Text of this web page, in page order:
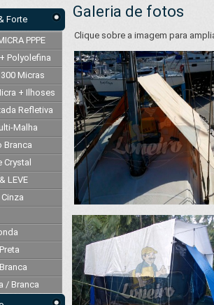
Forte
PPPE
Polyolefina
Micras
+ Ilhoses
Refletiva
Malha
Branca
LEVE
/ Branca
Galeria de fotos
Clique sobre a imagem para